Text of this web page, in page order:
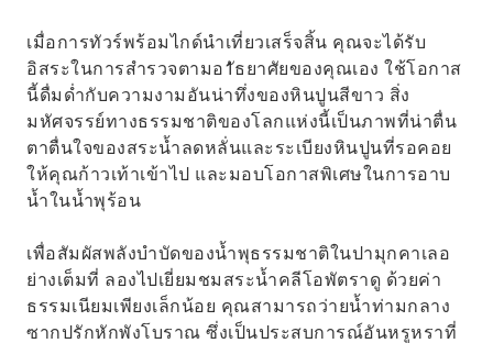
เมื่อการทัวร์พร้อมไกด์นำเที่ยวเสร็จสิ้น คุณจะได้รับ
อิสระในการสำรวจตามอ1ัธยาศัยของคุณเอง ใช้โอกาส
นี้ดื่มด่ำกับความงามอันน่าทึ่งของหินปูนสีขาว สิ่ง
มหัศจรรย์ทางธรรมชาติของโลกแห่งนี้เป็นภาพที่น่าตื่น
ตาตื่นใจของสระน้ำลดหลั่นและระเบียงหินปูนที่รอคอย
ให้คุณก้าวเท้าเข้าไป และมอบโอกาสพิเศษในการอาบ
น้ำในน้ำพุร้อน
เพื่อสัมผัสพลังบำบัดของน้ำพุธรรมชาติในปามุกคาเลอ
ย่างเต็มที่ ลองไปเยี่ยมชมสระน้ำคลีโอพัตราดู ด้วยค่า
ธรรมเนียมเพียงเล็กน้อย คุณสามารถว่ายน้ำท่ามกลาง
ซากปรักหักพังโบราณ ซึ่งเป็นประสบการณ์อันหรูหราที่